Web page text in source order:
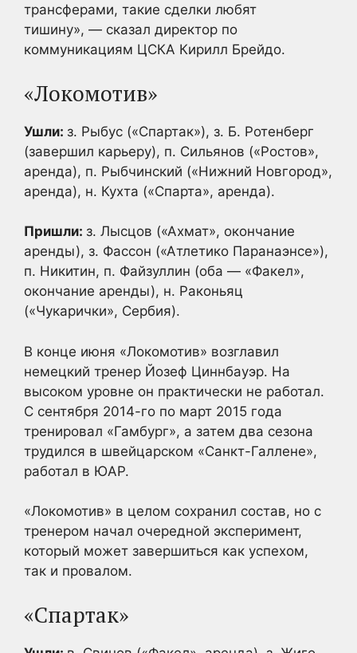
трансферами, такие сделки любят
тишину», — сказал директор по
коммуникациям ЦСКА Кирилл Брейдо.
«Локомотив»
Ушли: з. Рыбус («Спартак»), з. Б. Ротенберг
(завершил карьеру), п. Сильянов («Ростов»,
аренда), п. Рыбчинский («Нижний Новгород»,
аренда), н. Кухта («Спарта», аренда).
Пришли: з. Лысцов («Ахмат», окончание
аренды), з. Фассон («Атлетико Паранаэнсе»),
п. Никитин, п. Файзуллин (оба — «Факел»,
окончание аренды), н. Раконьяц
(«Чукарички», Сербия).
В конце июня «Локомотив» возглавил
немецкий тренер Йозеф Циннбауэр. На
высоком уровне он практически не работал.
С сентября 2014-го по март 2015 года
тренировал «Гамбург», а затем два сезона
трудился в швейцарском «Санкт-Галлене»,
работал в ЮАР.
«Локомотив» в целом сохранил состав, но с
тренером начал очередной эксперимент,
который может завершиться как успехом,
так и провалом.
«Спартак»